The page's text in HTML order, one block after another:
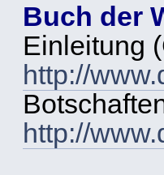
Buch der
Einleitung
http://
http://